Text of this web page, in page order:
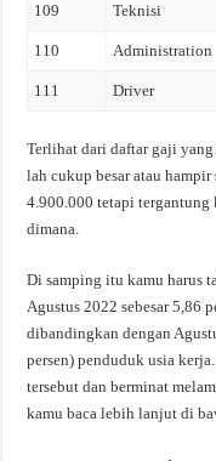
109 Teknisi
110 Administration
111 Driver
Terlihat dari daftar gaji
lah cukup besar atau
4.900.000 tetapi tergantung
dimana.
Di samping itu kamu harus
Agustus 2022 sebesar 5,86
dibandingkan dengan
persen) penduduk usia
tersebut dan berminat
kamu baca lebih lanjut di